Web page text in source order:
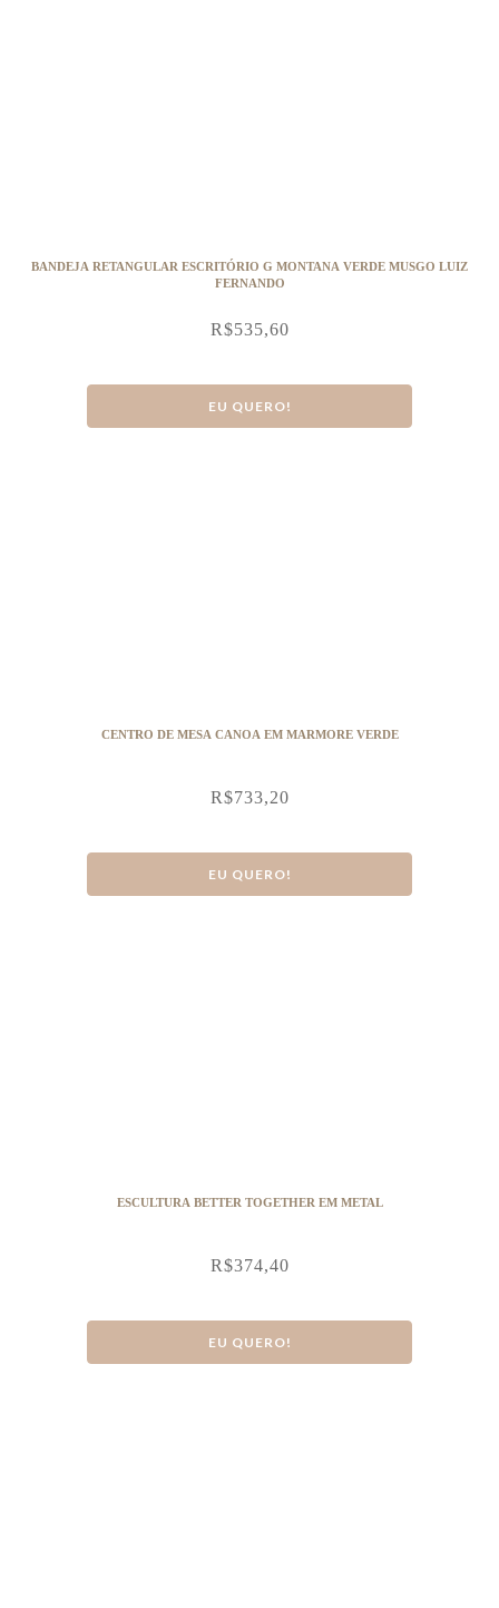
BANDEJA RETANGULAR ESCRITÓRIO G MONTANA VERDE MUSGO LUIZ
FERNANDO
R$535,60
EU QUERO!
CENTRO DE MESA CANOA EM MARMORE VERDE
R$733,20
EU QUERO!
ESCULTURA BETTER TOGETHER EM METAL
R$374,40
EU QUERO!